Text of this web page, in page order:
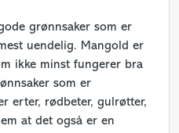
grønnsaker som er
uendelig. Mangold er
ikke minst fungerer bra
som er
erter, rødbeter, gulrøtter,
at det også er en